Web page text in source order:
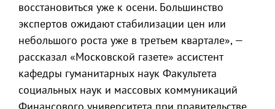
восстановиться уже к осени. Большинство
экспертов ожидают стабилизации цен или
небольшого роста уже в третьем квартале», —
рассказал «Московской газете» ассистент
кафедры гуманитарных наук Факультета
социальных наук и массовых коммуникаций